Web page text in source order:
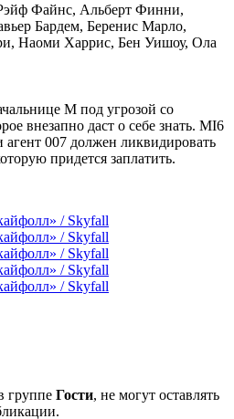
Файнс, Альберт Финни,
Бардем, Беренис Марло,
Наоми Харрис, Бен Уишоу, Ола
М под угрозой со
внезапно даст о себе знать. MI6
агент 007 должен ликвидировать
придется заплатить.
/ Skyfall
/ Skyfall
/ Skyfall
/ Skyfall
/ Skyfall
группе Гости, не могут оставлять